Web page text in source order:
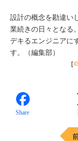
設計の概念を勘違い
業続きの日々となる
デキるエンジニアに
す。（編集部）
[
Share